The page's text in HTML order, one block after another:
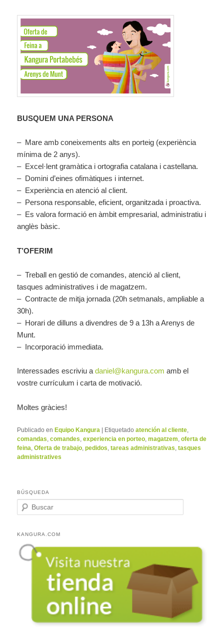
BUSQUEM UNA PERSONA
– Mare amb coneixements alts en porteig (experiència
mínima de 2 anys).
– Excel·lent gramàtica i ortografia catalana i castellana.
– Domini d’eines ofimàtiques i internet.
– Experiència en atenció al client.
– Persona responsable, eficient, organitzada i proactiva.
– Es valora formació en àmbit empresarial, administratiu i
anglès bàsic.
T’OFERIM
– Treball en gestió de comandes, atenció al client,
tasques administratives i de magatzem.
– Contracte de mitja jornada (20h setmanals, ampliable a
30h).
– Horari de dilluns a divendres de 9 a 13h a Arenys de
Munt.
– Incorporació immediata.
Interessades escriviu adaniel@kangura.com amb el
vostre currículum i carta de motivació.
Moltes gràcies!
Publicado en Equipo Kangura Etiquetado atención al cliente,
comandas,comandes,experiencia en porteo,magatzem,oferta de
feina,Oferta de trabajo,pedidos,tareas administrativas,tasques
administratives
BÚSQUEDA
u
c
r
KANGURA.COM